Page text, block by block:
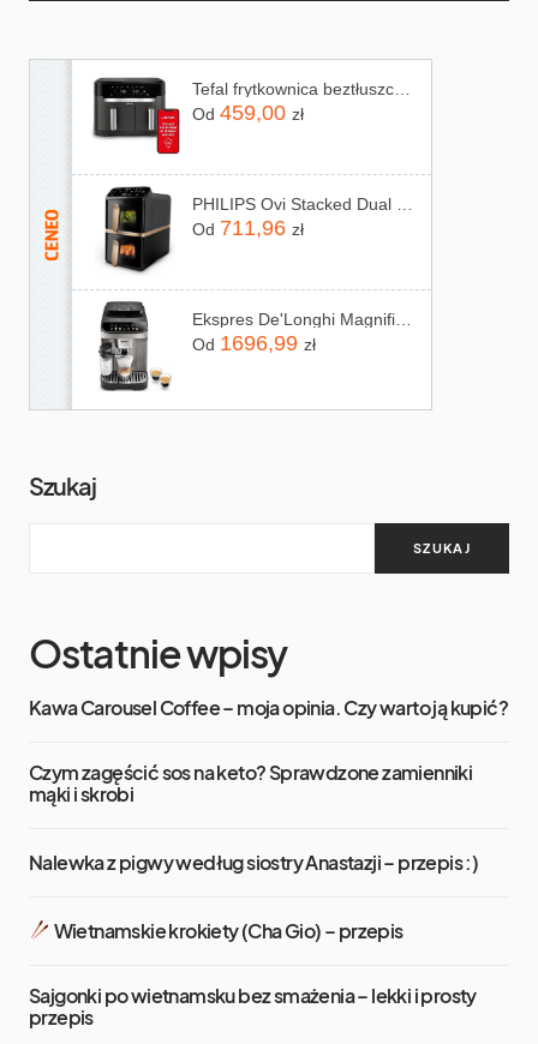
Tefal frytkownica beztłuszczowa Air Fryer
Od 459,00 zł
PHILIPS Ovi Stacked Dual Basket NA462/70
Od 711,96 zł
Ekspres De'Longhi Magnifica Evo
Od 1696,99 zł
Szukaj
SZUKAJ
Ostatnie wpisy
Kawa Carousel Coffee – moja opinia. Czy warto ją kupić?
Czym zagęścić sos na keto? Sprawdzone zamienniki
mąki i skrobi
Nalewka z pigwy według siostry Anastazji – przepis :)
Wietnamskie krokiety (Cha Gio) – przepis
Sajgonki po wietnamsku bez smażenia – lekki i prosty
przepis